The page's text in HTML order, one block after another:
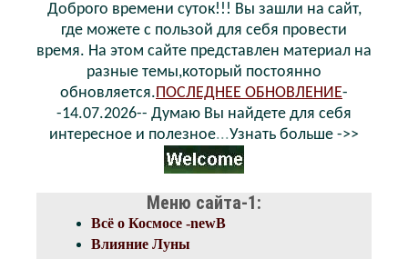
Доброго времени суток!!! Вы зашли на сайт,
где можете с пользой для себя провести
время. На этом сайте представлен материал на
разные темы,который постоянно
обновляется.ПОСЛЕДНЕЕ ОБНОВЛЕНИЕ-
-14.07.2026-- Думаю Вы найдете для себя
интересное и полезное...Узнать больше ->>
Меню сайта-1:
Всё о Космосе -newB
Влияние Луны